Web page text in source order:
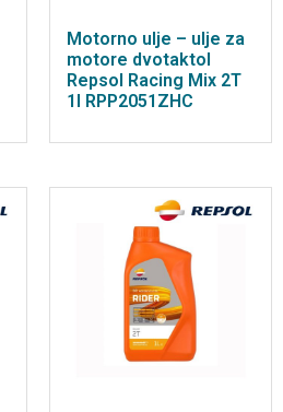
Motorno ulje – ulje za
motore dvotaktol
Repsol Racing Mix 2T
1l RPP2051ZHC